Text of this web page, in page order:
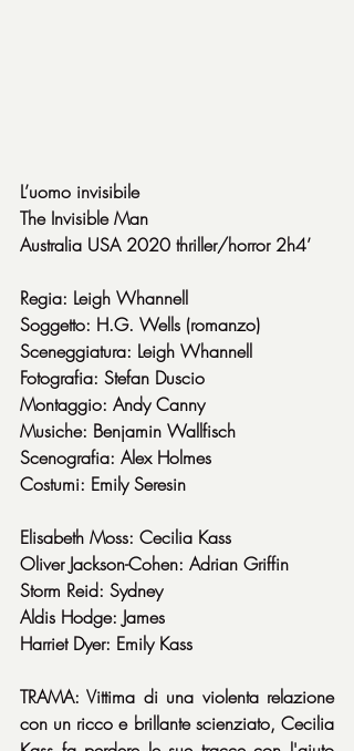
L’uomo invisibile
The Invisible Man
Australia USA 2020 thriller/horror 2h4’
Regia: Leigh Whannell
Soggetto: H.G. Wells (romanzo)
Sceneggiatura: Leigh Whannell
Fotografia: Stefan Duscio
Montaggio: Andy Canny
Musiche: Benjamin Wallfisch
Scenografia: Alex Holmes
Costumi: Emily Seresin
Elisabeth Moss: Cecilia Kass
Oliver Jackson-Cohen: Adrian Griffin
Storm Reid: Sydney
Aldis Hodge: James
Harriet Dyer: Emily Kass
TRAMA: Vittima di una violenta relazione
con un ricco e brillante scienziato, Cecilia